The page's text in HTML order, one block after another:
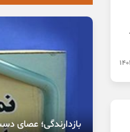
بازدارندگی؛ عصای